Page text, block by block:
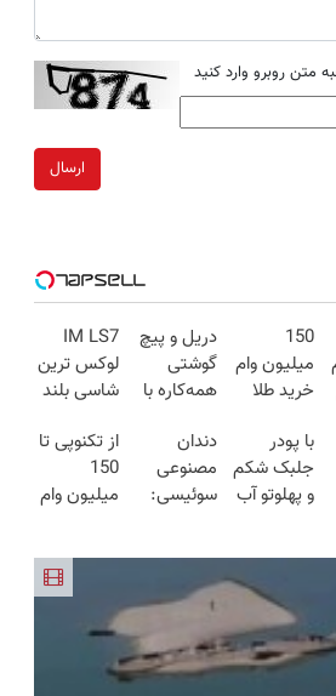
متن روبرو وارد کنید
ارسال
150
میلیون وام
خرید طلا
بدون ضامن
دریل و پیچ
گوشتی
همه‌کاره با
هوشمند ⚙️
(نصف
قیمت بازار
IM LS7
لوکس ترین
شاسی بلند
با پودر
جلبک شکم
و پهلوتو آب
دندان
مصنوعی
سوئیسی:
و مقاوم |
پرداخت
قسطی
از تکنوپی تا
150
میلیون وام